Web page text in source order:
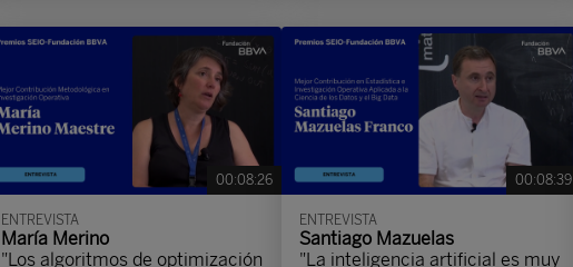
00:08:26
ENTREVISTA
María Merino
"Los algoritmos de optimización
00:08:39
ENTREVISTA
Santiago Mazuelas
"La inteligencia artificial es muy